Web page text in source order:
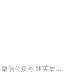
更多上海中考资料，请留言或关注微信公众号“纽英后花园”免费获取～